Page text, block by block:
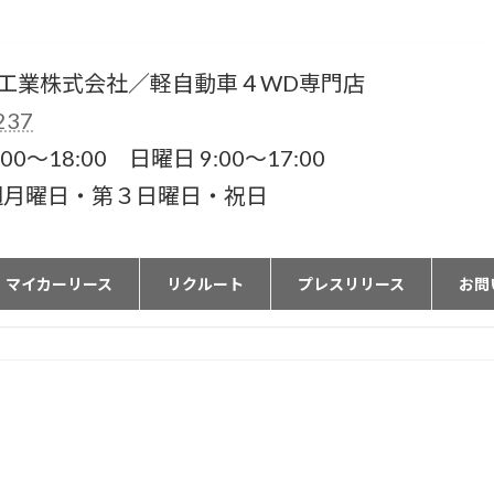
業株式会社／軽自動車４WD専門店
〜18:00 日曜日 9:00〜17:00
曜日・第３日曜日・祝日
マイカーリース リクルート プレスリリース お問